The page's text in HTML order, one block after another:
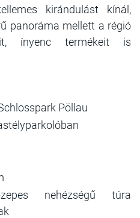
kirándulást kínál,
panoráma mellett a régió
ínyenc termékeit is
Pöllau
nehézségű túra